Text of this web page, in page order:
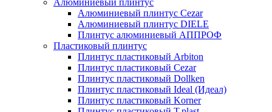
Алюминиевый плинтус
Алюминиевый плинтус Cezar
Алюминиевый плинтус DIELE
Плинтус алюминиевый АППРОФ
Пластиковый плинтус
Плинтус пластиковый Arbiton
Плинтус пластиковый Cezar
Плинтус пластиковый Dollken
Плинтус пластиковый Ideal (Идеал)
Плинтус пластиковый Korner